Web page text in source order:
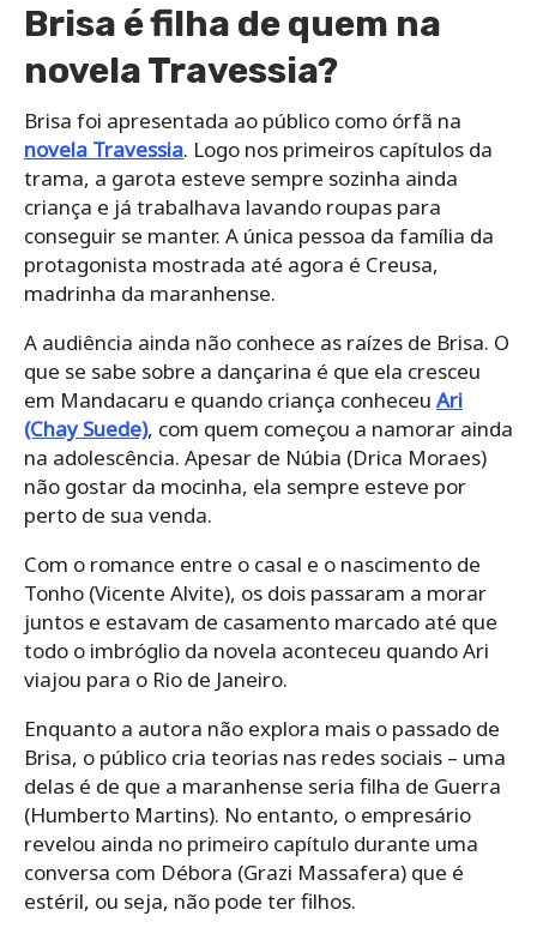
Brisa é filha de quem na
novela Travessia?
Brisa foi apresentada ao público como órfã na
novela Travessia. Logo nos primeiros capítulos da
trama, a garota esteve sempre sozinha ainda
criança e já trabalhava lavando roupas para
conseguir se manter. A única pessoa da família da
protagonista mostrada até agora é Creusa,
madrinha da maranhense.
A audiência ainda não conhece as raízes de Brisa. O
que se sabe sobre a dançarina é que ela cresceu
em Mandacaru e quando criança conheceu Ari
(Chay Suede), com quem começou a namorar ainda
na adolescência. Apesar de Núbia (Drica Moraes)
não gostar da mocinha, ela sempre esteve por
perto de sua venda.
Com o romance entre o casal e o nascimento de
Tonho (Vicente Alvite), os dois passaram a morar
juntos e estavam de casamento marcado até que
todo o imbróglio da novela aconteceu quando Ari
viajou para o Rio de Janeiro.
Enquanto a autora não explora mais o passado de
Brisa, o público cria teorias nas redes sociais – uma
delas é de que a maranhense seria filha de Guerra
(Humberto Martins). No entanto, o empresário
revelou ainda no primeiro capítulo durante uma
conversa com Débora (Grazi Massafera) que é
estéril, ou seja, não pode ter filhos.